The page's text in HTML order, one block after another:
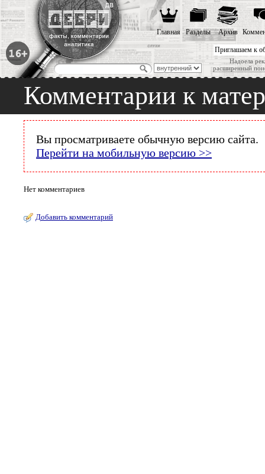
Приглашаем к
Надоела
расширенный
Главная Разделы Архив
Комментарии к
Вы просматриваете обычную версию сайта.
Перейти на мобильную версию >>
Нет комментариев
Добавить комментарий